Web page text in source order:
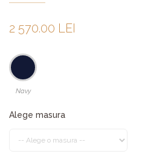
2 570.00 LEI
Navy
Alege masura